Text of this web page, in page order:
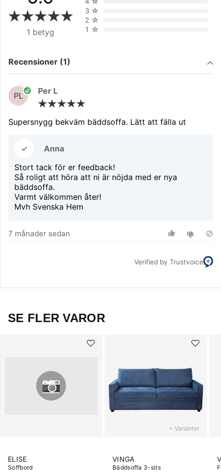
1 betyg
3 ☆
2 ☆
1 ☆
Recensioner (1)
PL Per L
Supersnygg bekväm bäddsoffa. Lätt att fälla ut
✓
Anna
Stort tack för er feedback!
Så roligt att höra att ni är nöjda med er nya
bäddsoffa.
Varmt välkommen åter!
Mvh Svenska Hem
7 månader sedan
Verified by Trustvoice
SE FLER VAROR
ELISE
Soffbord
+ Varianter
VINGA
Bäddsoffa 3-sits